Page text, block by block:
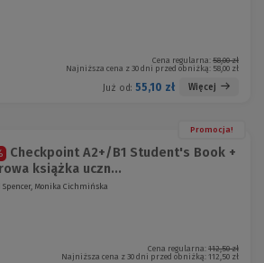
Cena regularna: 58,00 zł
Najniższa cena z 30 dni przed obniżką: 58,00 zł
Już od: 55,10 zł Więcej
Promocja!
Checkpoint A2+/B1 Student's Book +
książka uczn...
Spencer, Monika Cichmińska
Cena regularna: 112,50 zł
Najniższa cena z 30 dni przed obniżką: 112,50 zł